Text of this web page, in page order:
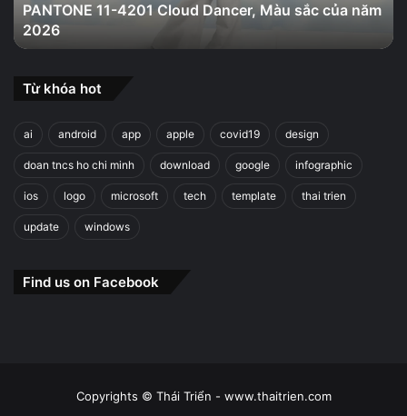
năm
2026
PANTONE 11-4201 Cloud Dancer, Màu sắc của năm
2026
Từ khóa hot
ai android app apple covid19 design
doan tncs ho chi minh download google infographic
ios logo microsoft tech template thai trien
update windows
Find us on Facebook
Copyrights © Thái Triển - www.thaitrien.com